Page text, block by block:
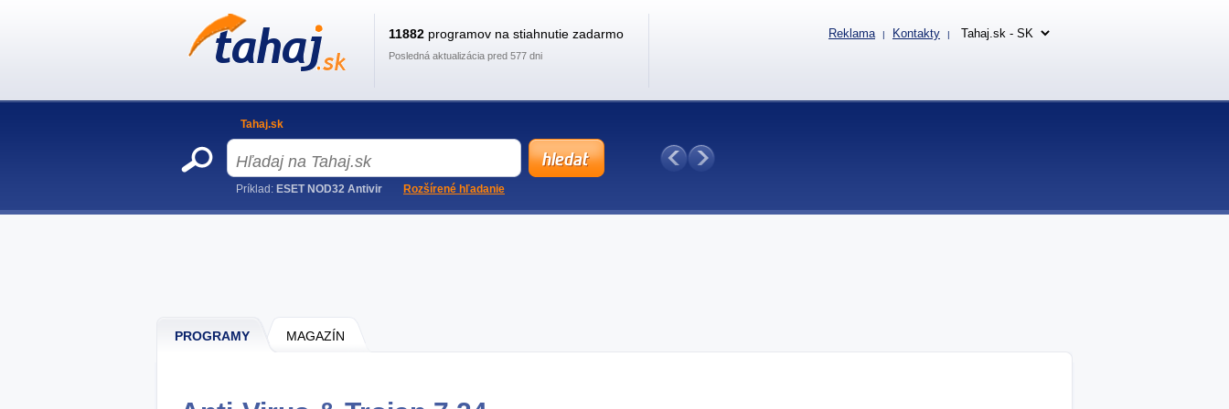
PROGRAMY MAGAZÍN
11882 programov na stiahnutie zadarmo
Posledná aktualizácia pred 577 dni
Reklama | Kontakty |
Tahaj.sk
Príklad: ESET NOD32 Antivir Rozšírené hľadanie